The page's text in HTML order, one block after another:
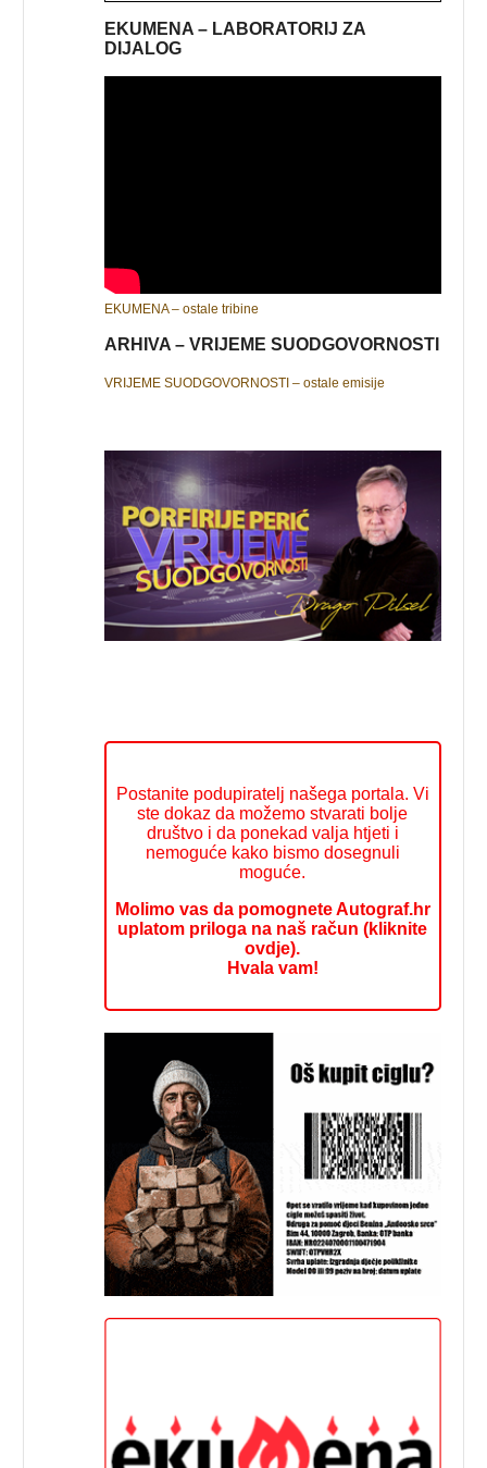
EKUMENA – LABORATORIJ ZA
DIJALOG
EKUMENA – ostale tribine
ARHIVA – VRIJEME SUODGOVORNOSTI
VRIJEME SUODGOVORNOSTI – ostale emisije
Postanite podupiratelj našega portala. Vi
ste dokaz da možemo stvarati bolje
društvo i da ponekad valja htjeti i
nemoguće kako bismo dosegnuli
moguće.
Molimo vas da pomognete Autograf.hr
uplatom priloga na naš račun (kliknite
ovdje).
Hvala vam!